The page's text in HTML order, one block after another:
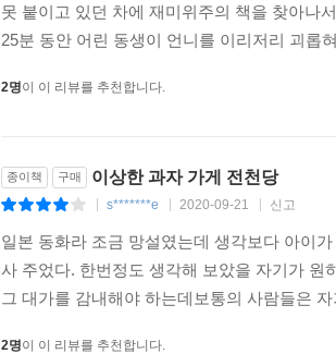
못 붙이고 있던 차에 재미위주의 책을 찾아나
25분 동안 어린 동생이 언니를 이리저리 괴롭
2명이 이 리뷰를 추천합니다.
종이책 구매 이상한 과자 가게 전천당
s*******e 2020-09-21 신고
일본 동화라 조금 망설였는데 생각보다 아이
사 주었다. 한번정도 생각해 보았을 자기가 원
그 대가를 감내해야 하는데보통의 사람들은
2명이 이 리뷰를 추천합니다.